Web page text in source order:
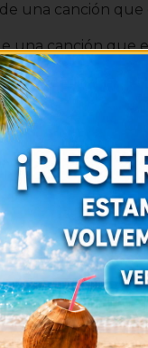
una canción que
una canción que
puedes ser tu el
EMAIL